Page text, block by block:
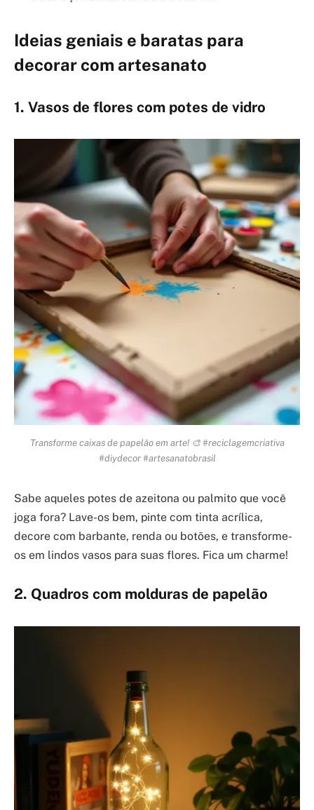
Ideias geniais e baratas para
decorar com artesanato
1. Vasos de flores com potes de vidro
Transforme caixas de papelão em arte! 🎨 #reciclagemcriativa
#diydecor #artesanatobrasil
Sabe aqueles potes de azeitona ou palmito que você
joga fora? Lave-os bem, pinte com tinta acrílica,
decore com barbante, renda ou botões, e transforme-
os em lindos vasos para suas flores. Fica um charme!
2. Quadros com molduras de papelão